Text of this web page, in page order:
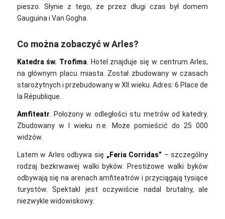
pieszo. Słynie z tego, że przez długi czas był domem
Gauguina i Van Gogha.
Co można zobaczyć w Arles?
Katedra św. Trofima. Hotel znajduje się w centrum Arles,
na głównym placu miasta. Został zbudowany w czasach
starożytnych i przebudowany w XII wieku. Adres: 6 Place de
la République.
Amfiteatr . Położony w odległości stu metrów od katedry.
Zbudowany w I wieku n.e. Może pomieścić do 25 000
widzów.
Latem w Arles odbywa się „Feria Corridas” – szczególny
rodzaj bezkrwawej walki byków. Prestiżowe walki byków
odbywają się na arenach amfiteatrów i przyciągają tysiące
turystów. Spektakl jest oczywiście nadal brutalny, ale
niezwykle widowiskowy.